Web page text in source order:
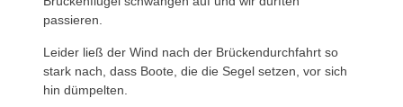
passieren.
Leider ließ der Wind nach der Brückendurchfahrt so
stark nach, dass Boote, die die Segel setzen, vor sich
hin dümpelten.